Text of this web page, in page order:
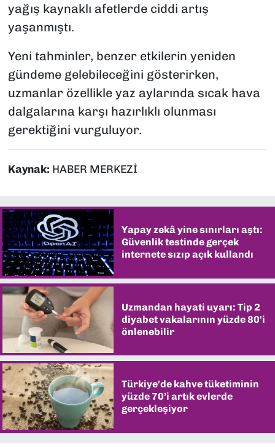
yağış kaynaklı afetlerde ciddi artış
yaşanmıştı.
Yeni tahminler, benzer etkilerin yeniden
gündeme gelebileceğini gösterirken,
uzmanlar özellikle yaz aylarında sıcak hava
dalgalarına karşı hazırlıklı olunması
gerektiğini vurguluyor.
Kaynak: HABER MERKEZİ
Yapay zekâ yine sınırları aştı:
Güvenlik testinde gerçek
internete sızıp açık kullandı
Uzmandan hayati uyarı: Tip 2
diyabet vakalarının yüzde 80'i
önlenebilir
Türkiye'de kahve tüketiminin
yüzde 70’i artık evlerde
gerçekleşiyor